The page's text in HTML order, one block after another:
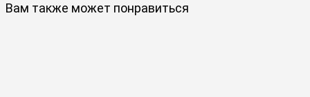
Вам также может понравиться